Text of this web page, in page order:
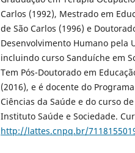
Carlos (1992), Mestrado em
de São Carlos (1996) e
Desenvolvimento Humano pela
incluindo curso Sanduíche em
Tem Pós-Doutorado em
(2016), e é docente do
Ciências da Saúde e do curso
Instituto Saúde e Sociedade.
http://lattes.cnpq.br/